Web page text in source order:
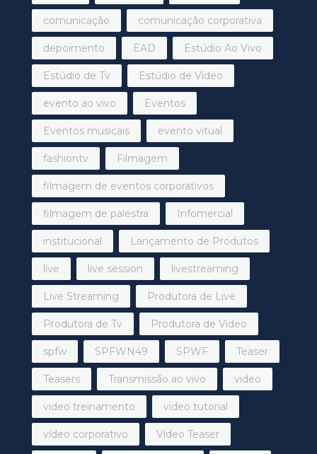
comunicação comunicação corporativa
depoimento EAD Estúdio Ao Vivo
Estúdio de Tv Estúdio de Vídeo
evento ao vivo Eventos
Eventos musicais evento vitual
fashiontv Filmagem
filmagem de eventos corporativos
filmagem de palestra Infomercial
institucional Lançamento de Produtos
live live session livestreaming
Live Streaming Produtora de Live
Produtora de Tv Produtora de Vídeo
spfw SPFWN49 SPWF Teaser
Teasers Transmissão ao vivo video
video treinamento video tutorial
vídeo corporativo Vídeo Teaser